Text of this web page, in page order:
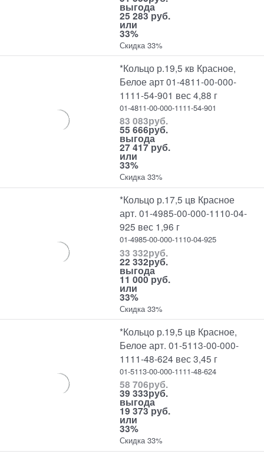
выгода
25 283 руб.
или
33%
Скидка 33%
*Кольцо р.19,5 кв Красное,
Белое арт 01-4811-00-000-
1111-54-901 вес 4,88 г
01-4811-00-000-1111-54-901
83 083руб.
55 666руб.
выгода
27 417 руб.
или
33%
Скидка 33%
*Кольцо р.17,5 цв Красное
арт. 01-4985-00-000-1110-04-
925 вес 1,96 г
01-4985-00-000-1110-04-925
33 332руб.
22 332руб.
выгода
11 000 руб.
или
33%
Скидка 33%
*Кольцо р.19,5 цв Красное,
Белое арт. 01-5113-00-000-
1111-48-624 вес 3,45 г
01-5113-00-000-1111-48-624
58 706руб.
39 333руб.
выгода
19 373 руб.
или
33%
Скидка 33%